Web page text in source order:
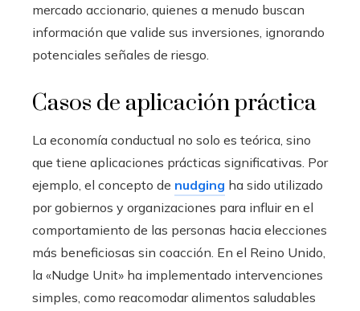
mercado accionario, quienes a menudo buscan
información que valide sus inversiones, ignorando
potenciales señales de riesgo.
Casos de aplicación práctica
La economía conductual no solo es teórica, sino
que tiene aplicaciones prácticas significativas. Por
ejemplo, el concepto de nudging ha sido utilizado
por gobiernos y organizaciones para influir en el
comportamiento de las personas hacia elecciones
más beneficiosas sin coacción. En el Reino Unido,
la «Nudge Unit» ha implementado intervenciones
simples, como reacomodar alimentos saludables